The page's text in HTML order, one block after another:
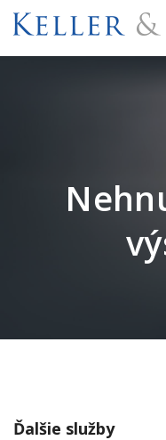
Ďalšie služby